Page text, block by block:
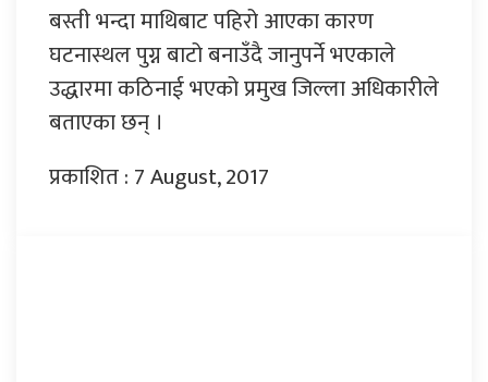
बस्ती भन्दा माथिबाट पहिरो आएका कारण
घटनास्थल पुग्न बाटो बनाउँदै जानुपर्ने भएकाले
उद्धारमा कठिनाई भएको प्रमुख जिल्ला अधिकारीले
बताएका छन् ।
प्रकाशित : 7 August, 2017